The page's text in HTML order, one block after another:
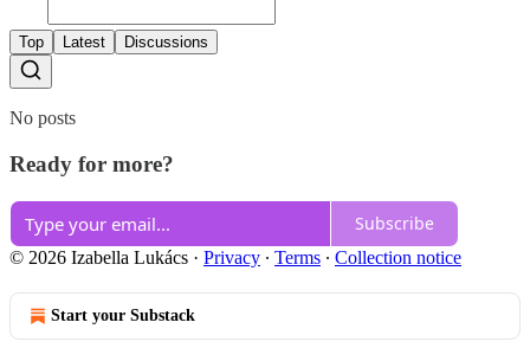
Top Latest Discussions
No posts
Ready for more?
Subscribe
© 2026 Izabella Lukács · Privacy ∙ Terms ∙ Collection notice
Start your Substack